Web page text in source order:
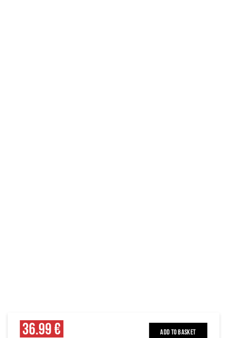
36.99 € ADD TO BASKET